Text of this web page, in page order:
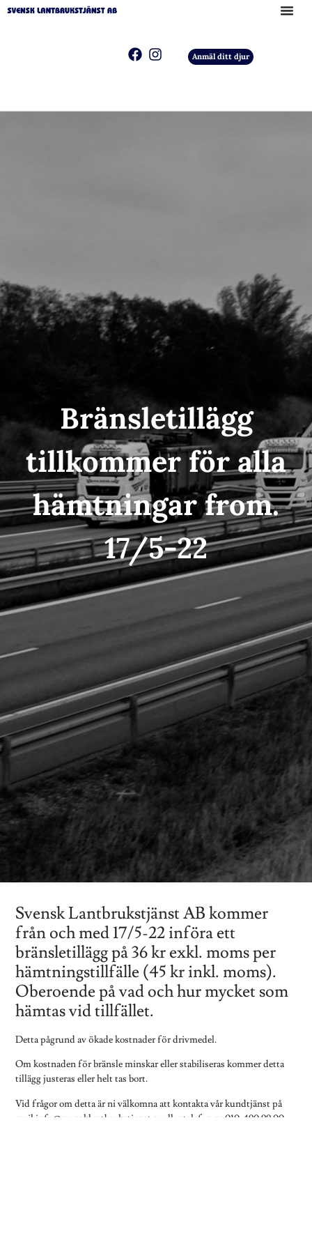
Anmäl ditt djur
Bränsletillägg
tillkommer för alla
hämtningar from.
17/5-22
Svensk Lantbrukstjänst AB kommer
från och med 17/5-22 införa ett
bränsletillägg på 36 kr exkl. moms per
hämtningstillfälle (45 kr inkl. moms).
Oberoende på vad och hur mycket som
hämtas vid tillfället.
Detta pågrund av ökade kostnader för drivmedel.
Om kostnaden för bränsle minskar eller stabiliseras kommer detta
tillägg justeras eller helt tas bort.
Vid frågor om detta är ni välkomna att kontakta vår kundtjänst på
mail info@svensklantbrukstjanst.se eller telefon nr 010-490 99 00.